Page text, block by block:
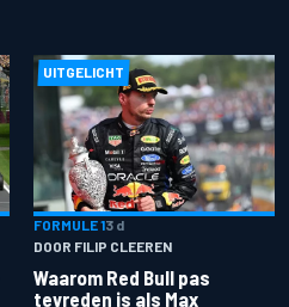
UITGELICHT
FORMULE 13 d
DOOR FILIP CLEEREN
Waarom Red Bull pas
tevreden is als Max